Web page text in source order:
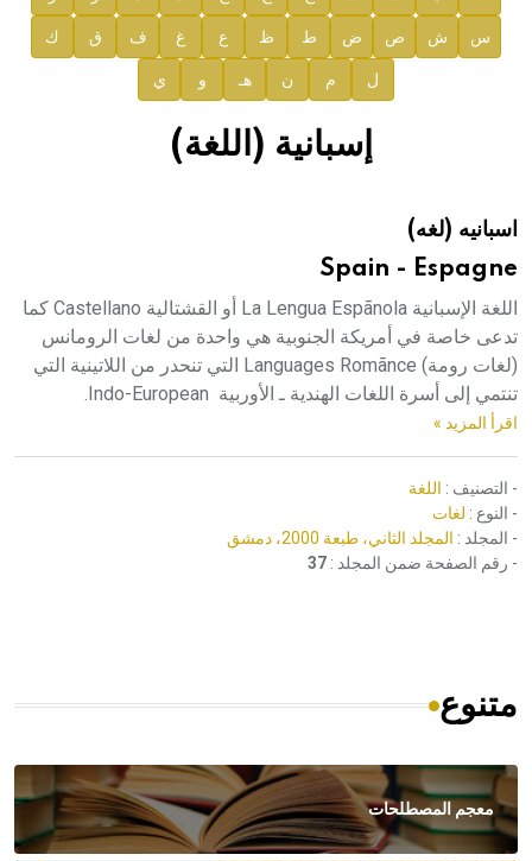
صدور المجلد السابع من موسوعة الآثار في سورية
صدور المجلد الثامن عشر من الموسوعة الطبية
هيئة الموسوعة العربية تطلق موسوعات جديدة في عام 2026
س ش ص ض ط ظ ع غ ف ق ك
ل م ن هـ و ي
إسبانية (اللغة)
اسبانيه (لغه)
Spain - Espagne
اللغة الإسبانية La Lengua Espãnola أو القشتالية Castellano كما
تدعى خاصة في أمريكة الجنوبية هي واحدة من لغات الرومانس
(لغات رومة) Languages Romãnce التي تنحدر من اللاتينية التي
تنتمي إلى أسرة اللغات الهندية ـ الأوربية Indo-European.
اقرأ المزيد »
- التصنيف : اللغة
- النوع : لغات
- المجلد : المجلد الثاني، طبعة 2000، دمشق
- رقم الصفحة ضمن المجلد : 37
متنوع
معجم المصطلحات